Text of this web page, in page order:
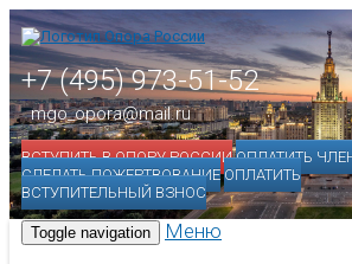
+7 (495) 973-51-52
mgo_opora@mail.ru
ВСТУПИТЬ В ОПОРУ РОССИИ ОПЛАТИТЬ
СДЕЛАТЬ ПОЖЕРТВОВАНИЕ ОПЛАТИТЬ
ВСТУПИТЕЛЬНЫЙ ВЗНОС
Toggle navigation
Меню